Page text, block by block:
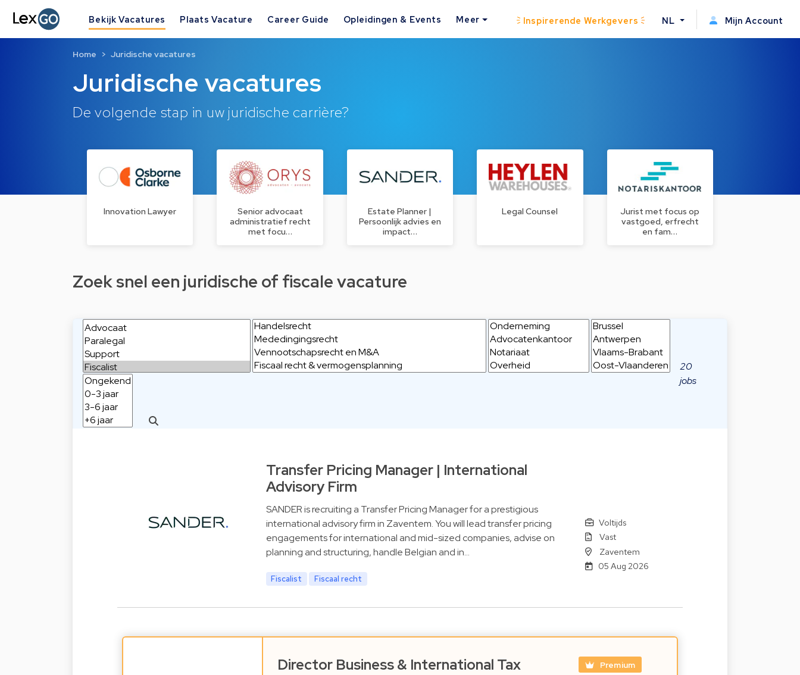
Bekijk Vacatures Plaats Vacature Career Guide Opleidingen & Events Meer Inspirerende Werkgevers NL Mijn Account
Juridische vacatures
De volgende stap in uw juridische carrière?
Home Juridische vacatures
Innovation Lawyer
Senior advocaat
administratief recht
met focu…
Estate Planner |
Persoonlijk advies en
impact…
Legal Counsel
Jurist met focus op
vastgoed, erfrecht
en fam…
Zoek snel een juridische of fiscale vacature
20
jobs
Transfer Pricing Manager | International
Advisory Firm
SANDER is recruiting a Transfer Pricing Manager for a prestigious
international advisory firm in Zaventem. You will lead transfer pricing
engagements for international and mid-sized companies, advise on
planning and structuring, handle Belgian and in…
Fiscalist Fiscaal recht
Voltijds
Vast
Zaventem
05 Aug 2026
Director Business & International Tax Premium